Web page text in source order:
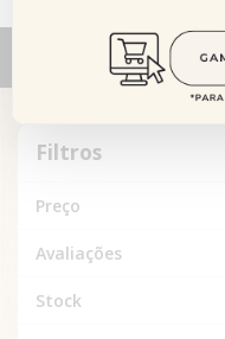
navegação
Filtros
Preço
Avaliações
Stock